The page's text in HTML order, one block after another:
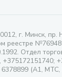
г. Минск, пр.
реестре
Отдел
(А1, МТС,